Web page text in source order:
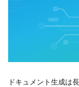
ドキュメント生成は